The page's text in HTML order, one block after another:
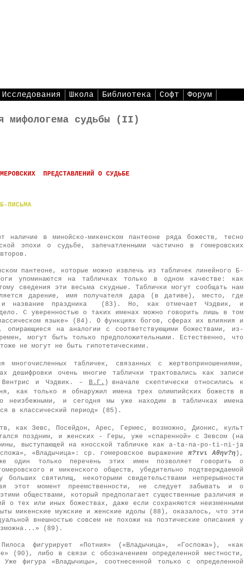
Исследования Школа Библиотека Софт Форум
мифологема судьбы (II)
ПРЕДСТАВЛЕНИЙ О СУДЬБЕ
ПИСЬМА
наличие в минойско-микенском пантеоне ряда божеств, тесно
эпохи о судьбе, запечатленными ча­стично в гомеровских
пантеоне, которые можно извлечь из табличек линейного Б-
упоминаются на табличках только в одном качестве: как
сведения эти весьма скудные.
Таблички могут сообщать нам
дарение, имя полу­чателя дара (в дативе), место, где
и название праздника (83). Но, как отмечает Чэдвик, и
С уверенностью о таких именах можно говорить лишь в том
языке» (84). О функциях богов, сферах их влияния и
на аналогии с соответствующими божествами, из­
могут быть толь­ко предположительными. Естественно, что
не могут не быть гипотетическими.
многочисленных табличек, связанных с жертвоприношениями,
дешифровки очень многие таблички трак­товались как записи
Вентрис и Чэдвик. – В.Г. )
вначале скептически относились к
как только я обнаружил имена трех олимпийских божеств в
неизбежными, и сегодня мы уже находим в таблич­ках имена
в классический период» (85).
как Зевс, Посей­дон, Арес, Гермес, возможно, Дионис, культ
поздним, и женских - Геры, уже «спаренной» с Зевсом
(на
выступающей на кносской табличке как a-ta-na-po-ti-ni-ja
«Владычица»: ср. гомеровское выражение π?τνι Αθην?η ),
один только пере­чень этих имен позволяет говорить о
и микенского обществ, убедительно подтверждаемой
святилищ, некоторыми свидетельствами непрерывности
этот момент преемственно­сти, не следует забывать и о
обществами, который предполагает существенные различия и
о тех или иных божествах, даже если сохраняются неизменными
микенские мужские и женские идолы (88), оказалось, что эти
внешностью совсем не похожи на поэтические описания у
(89).
фигурирует «Потния» («Владычица», «Госпожа»), «как
(90), либо в связи с обозначением определенной местности,
фигура «Владычицы», соотнесенной только с определенной